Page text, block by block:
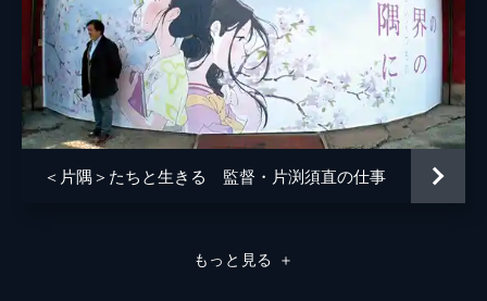
＜片隅＞たちと生きる 監督・片渕須直の仕事
もっと見る ＋